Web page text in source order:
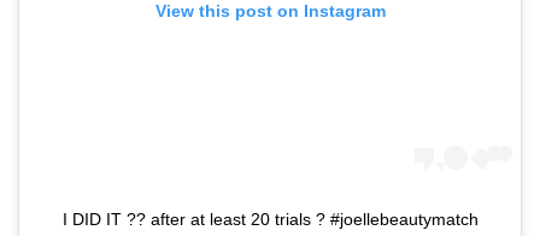
View this post on Instagram
I DID IT ?? after at least 20 trials ? #joellebeautymatch